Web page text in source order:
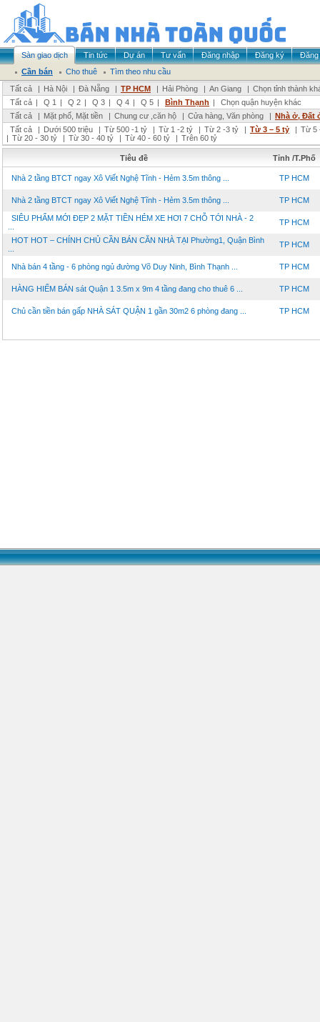
Sàn giao dịch Tin tức Dự án Tư vấn Đăng nhập Đăng ký
Đăng
Cần bán
Cho thuê
Tìm theo nhu cầu
Tất cả
| Hà Nội | Đà Nẵng | TP HCM | Hải Phòng | An Giang | Chọn tỉnh thành
Tất cả | Q 1 | Q 2 | Q 3 | Q 4 | Q 5 | Bình Thạnh |
Chọn quận huyện khác
Tất cả
| Mặt phố, Mặt tiền | Chung cư ,căn hộ | Cửa hàng, Văn phòng | Nhà ở, Đất
Tất cả
| Dưới 500 triệu | Từ 500 -1 tỷ | Từ 1 -2 tỷ | Từ 2 -3 tỷ | Từ 3 – 5 tỷ | Từ 5
| Từ 20 - 30 tỷ | Từ 30 - 40 tỷ | Từ 40 - 60 tỷ | Trên 60 tỷ
Tiêu đề Tỉnh /T.Phố
Nhà 2 tầng BTCT ngay Xô Viết Nghệ Tĩnh - Hẻm 3.5m thông ... TP HCM
Nhà 2 tầng BTCT ngay Xô Viết Nghệ Tĩnh - Hẻm 3.5m thông ... TP HCM
SIÊU PHẨM MỚI ĐẸP 2 MẶT TIỀN HẺM XE HƠI 7 CHỖ TỚI NHÀ - 2
TP HCM
HOT HOT – CHÍNH CHỦ CẦN BÁN CĂN NHÀ TẠI Phường1, Quận Bình
TP HCM
Nhà bán 4 tầng - 6 phòng ngủ đường Võ Duy Ninh, Bình Thạnh ... TP HCM
HÀNG HIẾM BÁN sát Quận 1 3.5m x 9m 4 tầng đang cho thuê 6 ... TP HCM
Chủ cần tiền bán gấp NHÀ SÁT QUẬN 1 gần 30m2 6 phòng đang ... TP HCM